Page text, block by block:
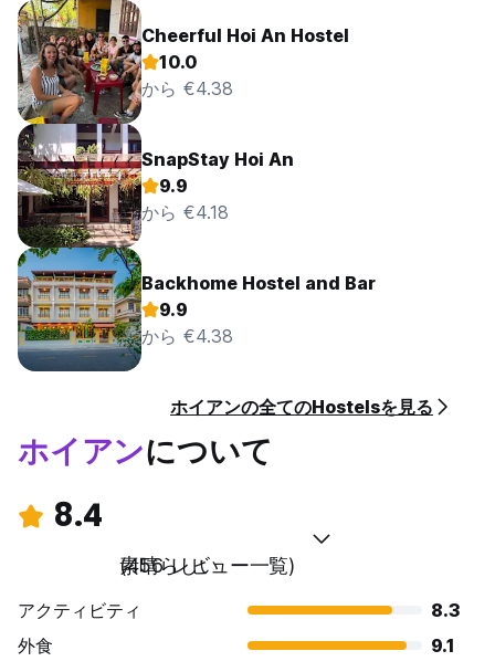
Cheerful Hoi An Hostel
10.0
から €4.38
SnapStay Hoi An
9.9
から €4.18
Backhome Hostel and Bar
9.9
から €4.38
ホイアンの全てのHostelsを見る
ホイアンについて
8.4
素晴らしい
(456 レビュー一覧)
アクティビティ
8.3
外食
9.1